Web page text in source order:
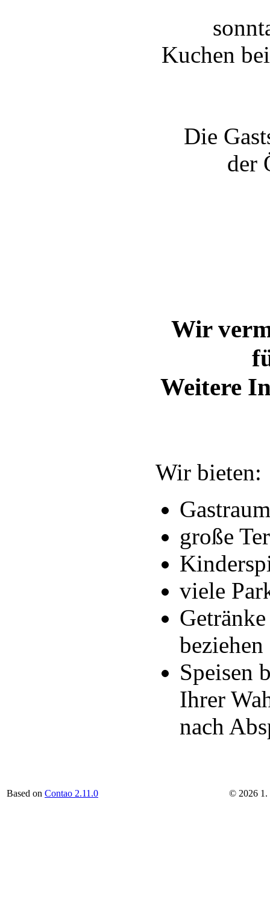
Kuchen
Die
der
Wir
Weitere
Wir bieten:
große
viele
Speisen
Ihrer
nach
Based on Contao 2.11.0 © 2026